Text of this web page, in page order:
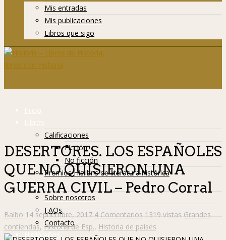
Mis entradas
Mis publicaciones
Libros que sigo
Inicio
Libros
Calificaciones
Ficción
No ficción
Premios Hislibris de literatura histórica
Info
Sobre nosotros
FAQs
Contacto
Hislibreños
DESERTORES. LOS ESPAÑOLES
QUE NO QUISIERON UNA
GUERRA CIVIL – Pedro Corral
Balbo 14 septiembre, 2017 4 Comentarios 1319 vistas Grandes
contiendas, Historia de Esp., Historia de países